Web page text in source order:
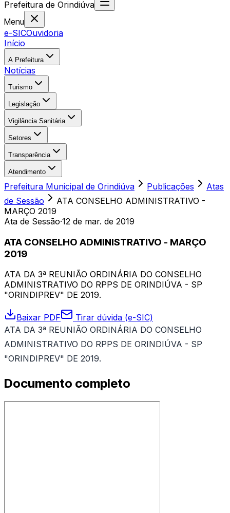
Prefeitura de Orindiúva
Menu
e-SICOuvidoria
Início
A Prefeitura
Notícias
Turismo
Legislação
Vigilância Sanitária
Setores
Transparência
Atendimento
Prefeitura Municipal de Orindiúva Publicações
Atas
de Sessão
ATA CONSELHO ADMINISTRATIVO -
MARÇO 2019
Ata de Sessão·12 de mar. de 2019
ATA CONSELHO ADMINISTRATIVO - MARÇO
2019
ATA DA 3ª REUNIÃO ORDINÁRIA DO CONSELHO
ADMINISTRATIVO DO RPPS DE ORINDIÚVA - SP
"ORINDIPREV" DE 2019.
Baixar PDF
Tirar dúvida (e-SIC)
ATA DA 3ª REUNIÃO ORDINÁRIA DO CONSELHO
ADMINISTRATIVO DO RPPS DE ORINDIÚVA - SP
"ORINDIPREV" DE 2019.
Documento completo